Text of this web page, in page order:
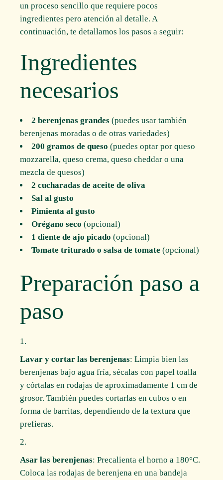
un proceso sencillo que requiere pocos
ingredientes pero atención al detalle. A
continuación, te detallamos los pasos a seguir:
Ingredientes
necesarios
2 berenjenas grandes (puedes usar también
berenjenas moradas o de otras variedades)
200 gramos de queso (puedes optar por queso
mozzarella, queso crema, queso cheddar o una
mezcla de quesos)
2 cucharadas de aceite de oliva
Sal al gusto
Pimienta al gusto
Orégano seco (opcional)
1 diente de ajo picado (opcional)
Tomate triturado o salsa de tomate (opcional)
Preparación paso a
paso
Lavar y cortar las berenjenas: Limpia bien las
berenjenas bajo agua fría, sécalas con papel toalla
y córtalas en rodajas de aproximadamente 1 cm de
grosor. También puedes cortarlas en cubos o en
forma de barritas, dependiendo de la textura que
prefieras.
Asar las berenjenas: Precalienta el horno a 180°C.
Coloca las rodajas de berenjena en una bandeja